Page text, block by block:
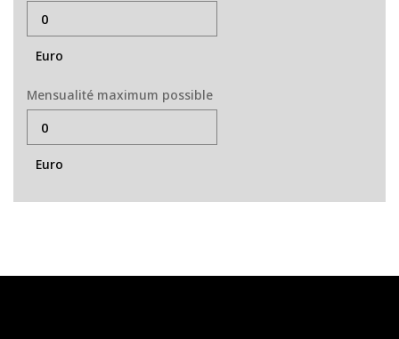
Euro
Mensualité maximum possible
Euro